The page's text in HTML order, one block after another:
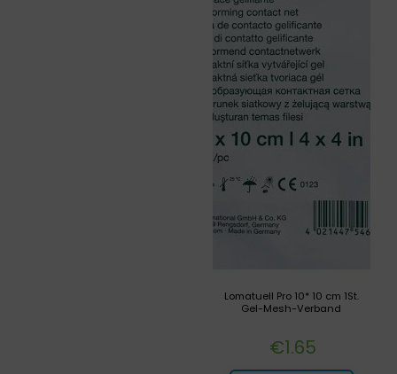
Lomatuell Pro 10* 10 cm 1St.
Gel-Mesh-Verband
€1.65